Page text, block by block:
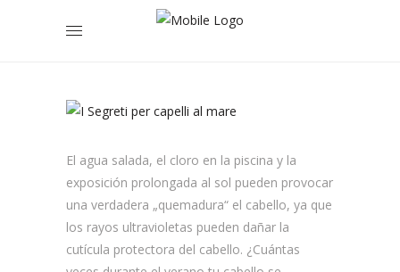
NO
El agua salada, el cloro en la piscina y la
exposición prolongada al sol pueden provocar
una verdadera „quemadura“ el cabello, ya que
los rayos ultravioletas pueden dañar la
cutícula protectora del cabello. ¿Cuántas